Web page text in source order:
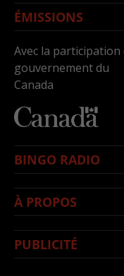
ÉMISSIONS
Avec la participation
gouvernement du
Canada
BINGO RADIO
À PROPOS
PUBLICITÉ